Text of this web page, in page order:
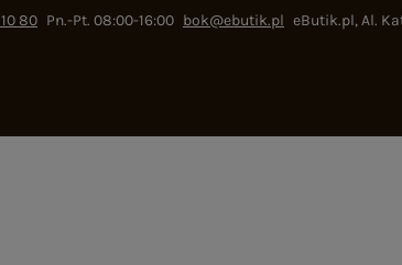
80 Pn.-Pt. 08:00-16:00 bok@ebutik.pl eButik.pl,Al.